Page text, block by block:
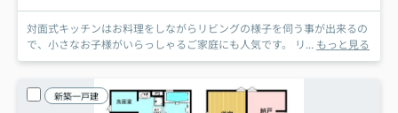
対面式キッチンはお料理をしながらリビングの様子を伺う事が出来るの
で、小さなお子様がいらっしゃるご家庭にも人気です。 リ... もっと見る
新築一戸建